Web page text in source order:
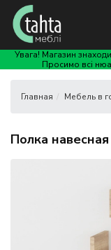
Увага! Магазин
Просимо всі
Мебель в
Полка